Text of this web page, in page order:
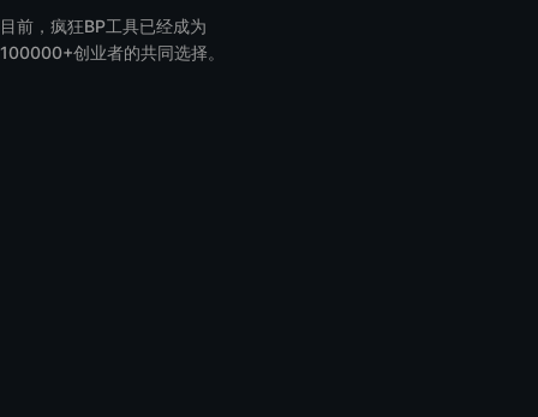
目前，疯狂BP工具已经成为
100000+创业者的共同选择。